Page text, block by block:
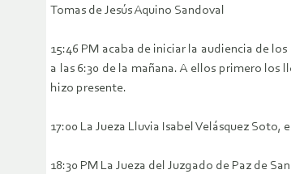
Tomas de Jesús Aquino Sandoval
15:46 PM acaba de iniciar la audiencia de
a las 6:30 de la mañana. A ellos primero los
hizo presente.
17:00 La Jueza Lluvia Isabel Velásquez
18:30 PM La Jueza del Juzgado de Paz de